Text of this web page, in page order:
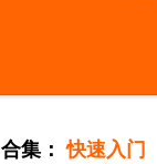
合集： 快速入门